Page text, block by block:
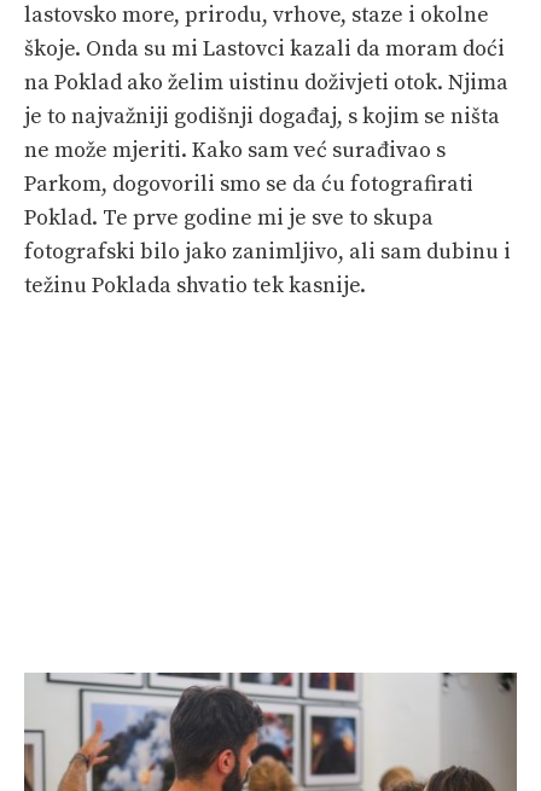
lastovsko more, prirodu, vrhove, staze i okolne
škoje. Onda su mi Lastovci kazali da moram doći
na Poklad ako želim uistinu doživjeti otok. Njima
je to najvažniji godišnji događaj, s kojim se ništa
ne može mjeriti. Kako sam već surađivao s
Parkom, dogovorili smo se da ću fotografirati
Poklad. Te prve godine mi je sve to skupa
fotografski bilo jako zanimljivo, ali sam dubinu i
težinu Poklada shvatio tek kasnije.